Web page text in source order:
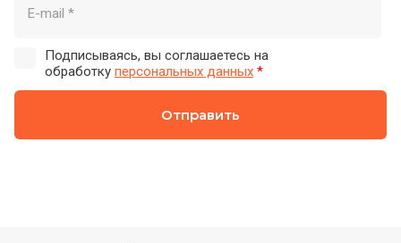
Подписываясь, вы соглашаетесь на
обработку персональных данных *
Отправить